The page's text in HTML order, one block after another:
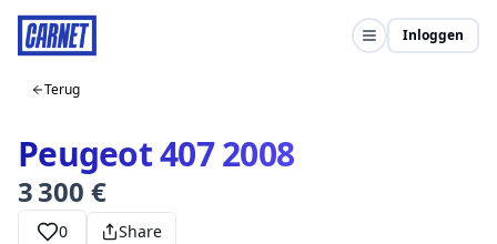
Inloggen
Terug
Peugeot 407 2008
3 300 €
0 Share